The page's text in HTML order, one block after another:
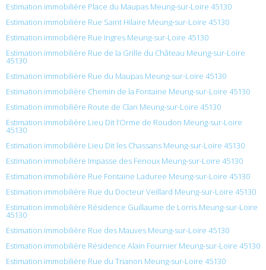
Estimation immobilière Place du Maupas Meung-sur-Loire 45130
Estimation immobilière Rue Saint Hilaire Meung-sur-Loire 45130
Estimation immobilière Rue Ingres Meung-sur-Loire 45130
Estimation immobilière Rue de la Grille du Château Meung-sur-Loire
45130
Estimation immobilière Rue du Maupas Meung-sur-Loire 45130
Estimation immobilière Chemin de la Fontaine Meung-sur-Loire 45130
Estimation immobilière Route de Clan Meung-sur-Loire 45130
Estimation immobilière Lieu Dit l’Orme de Roudon Meung-sur-Loire
45130
Estimation immobilière Lieu Dit les Chassans Meung-sur-Loire 45130
Estimation immobilière Impasse des Fenoux Meung-sur-Loire 45130
Estimation immobilière Rue Fontaine Laduree Meung-sur-Loire 45130
Estimation immobilière Rue du Docteur Veillard Meung-sur-Loire 45130
Estimation immobilière Résidence Guillaume de Lorris Meung-sur-Loire
45130
Estimation immobilière Rue des Mauves Meung-sur-Loire 45130
Estimation immobilière Résidence Alain Fournier Meung-sur-Loire 45130
Estimation immobilière Rue du Trianon Meung-sur-Loire 45130